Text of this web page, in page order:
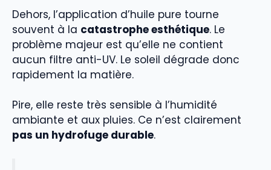
Dehors, l’application d’huile pure tourne
souvent à la catastrophe esthétique. Le
problème majeur est qu’elle ne contient
aucun filtre anti-UV. Le soleil dégrade donc
rapidement la matière.
Pire, elle reste très sensible à l’humidité
ambiante et aux pluies. Ce n’est clairement
pas un hydrofuge durable.